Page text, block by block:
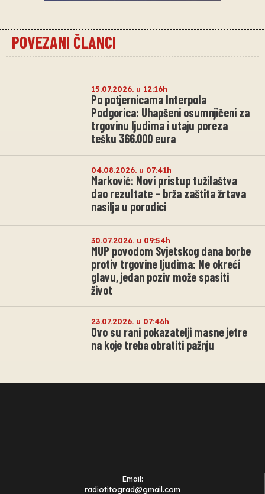
POVEZANI ČLANCI
15.07.2026. u 12:16h
Po potjernicama Interpola
Podgorica: Uhapšeni osumnjičeni za
trgovinu ljudima i utaju poreza
tešku 366.000 eura
04.08.2026. u 07:41h
Marković: Novi pristup tužilaštva
dao rezultate – brža zaštita žrtava
nasilja u porodici
30.07.2026. u 09:54h
MUP povodom Svjetskog dana borbe
protiv trgovine ljudima: Ne okreći
glavu, jedan poziv može spasiti
život
23.07.2026. u 07:46h
Ovo su rani pokazatelji masne jetre
na koje treba obratiti pažnju
Email:
radiotitograd@gmail.com